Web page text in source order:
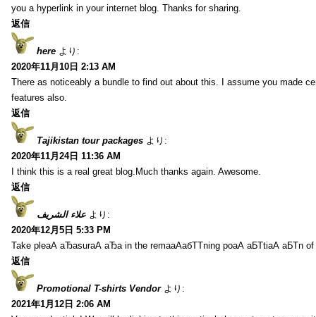
you a hyperlink in your internet blog. Thanks for sharing.
返信
here より:
2020年11月10日 2:13 AM
There as noticeably a bundle to find out about this. I assume you made
features also.
返信
Tajikistan tour packages より:
2020年11月24日 11:36 AM
I think this is a real great blog.Much thanks again. Awesome.
返信
علاء الشريف より:
2020年12月5日 5:33 PM
Take pleаА аЂаsurаА аЂа in the remaаАабТТning poаА аБТtiаА аБТn
返信
Promotional T-shirts Vendor より:
2021年1月12日 2:06 AM